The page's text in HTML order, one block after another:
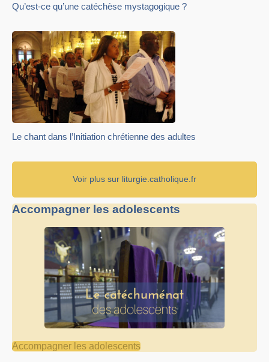
Qu’est-ce qu’une catéchèse mystagogique ?
Le chant dans l’Initiation chrétienne des adultes
Voir plus sur liturgie.catholique.fr
Accompagner les adolescents
Accompagner les adolescents